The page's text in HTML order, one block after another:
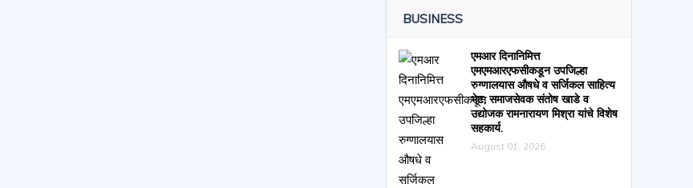
BUSINESS
एमआर दिनानिमित्त
एमएमआरएफसीकडून उपजिल्हा
रुग्णालयास औषधे व सर्जिकल साहित्य
भेट; समाजसेवक संतोष खाडे व
उद्योजक रामनारायण मिश्रा यांचे विशेष
सहकार्य.
August 01, 2026